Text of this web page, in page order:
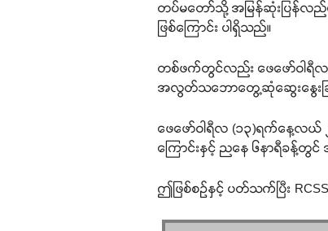
တပ်မတော်သို့ အမြန်ဆုံးပြန်လည်ပ
ဖြစ်ကြောင်း ပါရှိသည်။
တစ်ဖက်တွင်လည်း ဖေဖော်ဝါရီလ
အလွတ်သဘောတွေ့ဆုံဆွေးနွေးခြ
ဖေဖော်ဝါရီလ (၁၃)ရက်နေ့လယ်
ကြောင်းနှင့် ညနေ ၆နာရီခန့်
ဤဖြစ်စဉ်နှင့် ပတ်သက်ပြီး